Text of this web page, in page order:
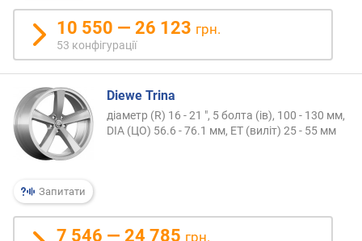
в
і
д
г
у
к
а
м
и
а
10 550 — 26 123 грн.
53 конфігурації
Запитати
Diewe Trina
діаметр (R) 16 - 21 ", 5 болта (ів), 100 - 130 мм,
DIA (ЦО) 56.6 - 76.1 мм, ET (виліт) 25 - 55 мм
7 546 — 24 785 грн.